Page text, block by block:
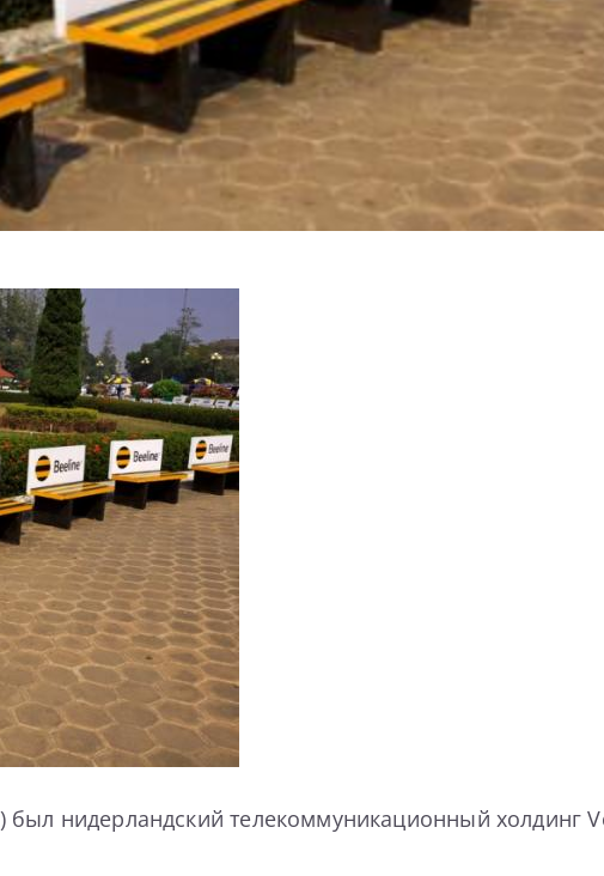
нидерландский телекоммуникационный холдинг